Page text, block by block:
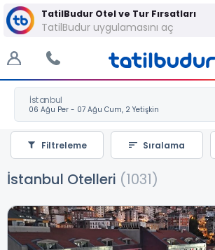
TatilBudur Otel ve Tur Fırsatları
TatilBudur uygulamasını aç
İstanbul
Sıralama
Filtreleme
İstanbul Otelleri (1031)